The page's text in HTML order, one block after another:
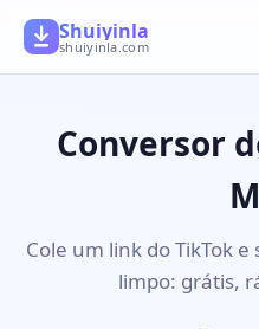
Shuiyinla
shuiyinla.com
Conversor
Cole um link do TikTok
limpo: grátis,